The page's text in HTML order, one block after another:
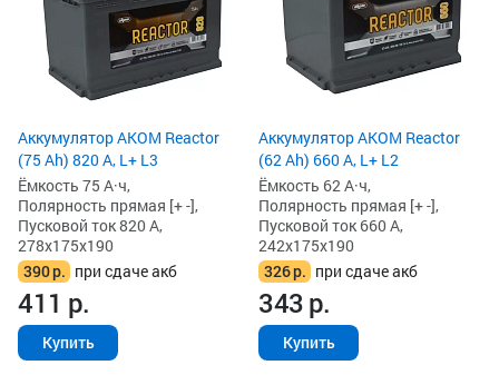
Аккумулятор AKOM Reactor
(75 Ah) 820 А, L+ L3
Ёмкость 75 А·ч,
Полярность прямая [+ -],
Пусковой ток 820 А,
278x175x190
390р. при сдаче акб
411 р.
Купить
Аккумулятор AKOM Reactor
(62 Ah) 660 А, L+ L2
Ёмкость 62 А·ч,
Полярность прямая [+ -],
Пусковой ток 660 А,
242x175x190
326р. при сдаче акб
343р.
Купить